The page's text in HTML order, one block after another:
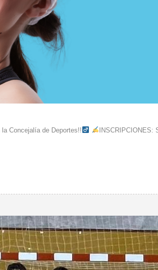
Concejalía de Deportes!!‍ INSCRIPCIONES: